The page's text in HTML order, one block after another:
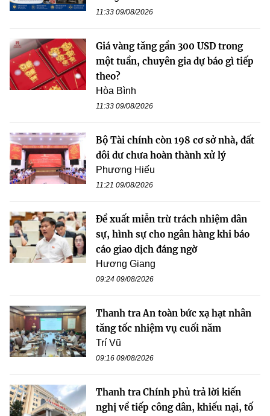
11:33 09/08/2026
Giá vàng tăng gần 300 USD trong
một tuần, chuyên gia dự báo gì tiếp
theo?
Hòa Bình
11:33 09/08/2026
Bộ Tài chính còn 198 cơ sở nhà, đất
dôi dư chưa hoàn thành xử lý
Phương Hiếu
11:21 09/08/2026
Đề xuất miễn trừ trách nhiệm dân
sự, hình sự cho ngân hàng khi báo
cáo giao dịch đáng ngờ
Hương Giang
09:24 09/08/2026
Thanh tra An toàn bức xạ hạt nhân
tăng tốc nhiệm vụ cuối năm
Trí Vũ
09:16 09/08/2026
Thanh tra Chính phủ trả lời kiến
nghị về tiếp công dân, khiếu nại, tố